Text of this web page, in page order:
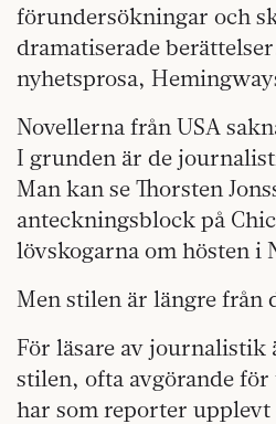
förundersökningar och
dramatiserade
nyhetsprosa,
Novellerna från USA
I grunden är de
Man kan se Thorsten
anteckningsblock på
lövskogarna om hösten i
Men stilen är längre från
För läsare av journalistik
stilen, ofta avgörande för
har som reporter upplevt